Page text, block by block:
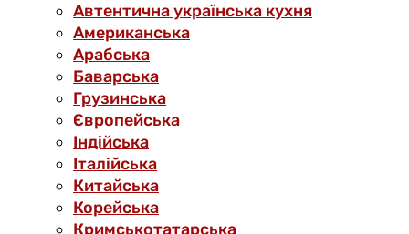
Автентична українська кухня
Американська
Арабська
Баварська
Грузинська
Європейська
Індійська
Італійська
Китайська
Корейська
Кримськотатарська